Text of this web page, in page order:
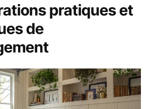
pratiques et
de